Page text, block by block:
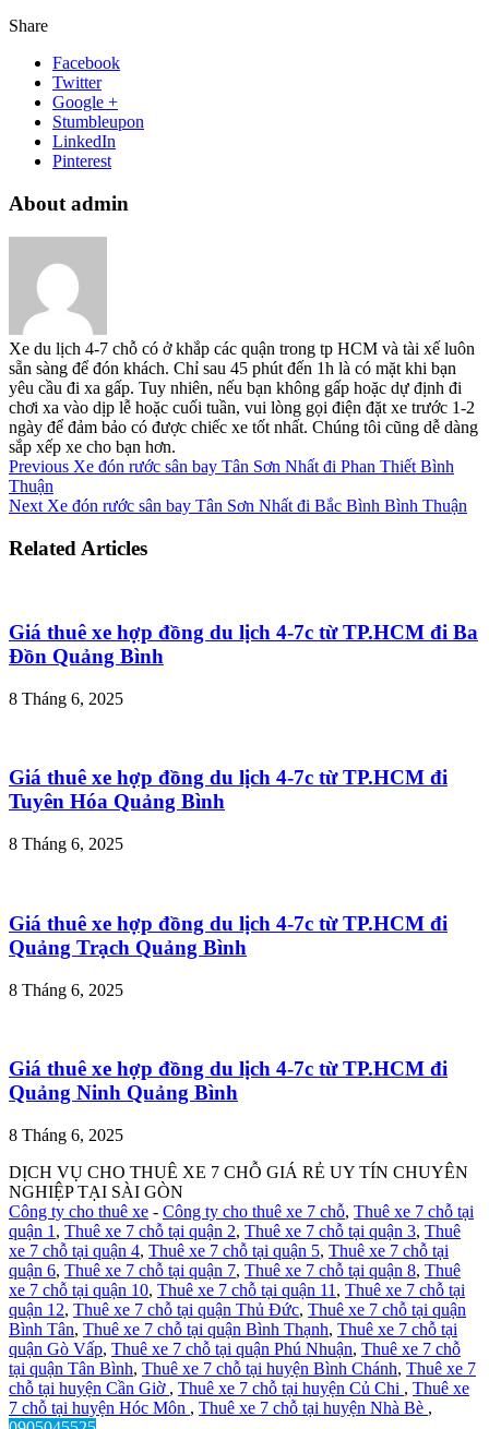
Share
Facebook
Twitter
Google +
Stumbleupon
LinkedIn
Pinterest
About admin
Xe du lịch 4-7 chỗ có ở khắp các quận trong tp HCM và tài xế luôn
sẵn sàng để đón khách. Chỉ sau 45 phút đến 1h là có mặt khi bạn
yêu cầu đi xa gấp. Tuy nhiên, nếu bạn không gấp hoặc dự định đi
chơi xa vào dịp lễ hoặc cuối tuần, vui lòng gọi điện đặt xe trước 1-2
ngày để đảm bảo có được chiếc xe tốt nhất. Chúng tôi cũng dễ dàng
sắp xếp xe cho bạn hơn.
Previous Xe đón rước sân bay Tân Sơn Nhất đi Phan Thiết Bình
Thuận
Next Xe đón rước sân bay Tân Sơn Nhất đi Bắc Bình Bình Thuận
Related Articles
Giá thuê xe hợp đồng du lịch 4-7c từ TP.HCM đi Ba
Đồn Quảng Bình
8 Tháng 6, 2025
Giá thuê xe hợp đồng du lịch 4-7c từ TP.HCM đi
Tuyên Hóa Quảng Bình
8 Tháng 6, 2025
Giá thuê xe hợp đồng du lịch 4-7c từ TP.HCM đi
Quảng Trạch Quảng Bình
8 Tháng 6, 2025
Giá thuê xe hợp đồng du lịch 4-7c từ TP.HCM đi
Quảng Ninh Quảng Bình
8 Tháng 6, 2025
DỊCH VỤ CHO THUÊ XE 7 CHỖ GIÁ RẺ UY TÍN CHUYÊN
NGHIỆP TẠI SÀI GÒN
Công ty cho thuê xe - Công ty cho thuê xe 7 chỗ, Thuê xe 7 chỗ tại
quận 1 , Thuê xe 7 chỗ tại quận 2, Thuê xe 7 chỗ tại quận 3, Thuê
xe 7 chỗ tại quận 4, Thuê xe 7 chỗ tại quận 5, Thuê xe 7 chỗ tại
quận 6, Thuê xe 7 chỗ tại quận 7, Thuê xe 7 chỗ tại quận 8, Thuê
xe 7 chỗ tại quận 10, Thuê xe 7 chỗ tại quận 11 , Thuê xe 7 chỗ tại
quận 12, Thuê xe 7 chỗ tại quận Thủ Đức, Thuê xe 7 chỗ tại quận
Bình Tân, Thuê xe 7 chỗ tại quận Bình Thạnh, Thuê xe 7 chỗ tại
quận Gò Vấp, Thuê xe 7 chỗ tại quận Phú Nhuận, Thuê xe 7 chỗ
tại quận Tân Bình, Thuê xe 7 chỗ tại huyện Bình Chánh, Thuê xe 7
chỗ tại huyện Cần Giờ , Thuê xe 7 chỗ tại huyện Củ Chi , Thuê xe
7 chỗ tại huyện Hóc Môn , Thuê xe 7 chỗ tại huyện Nhà Bè ,